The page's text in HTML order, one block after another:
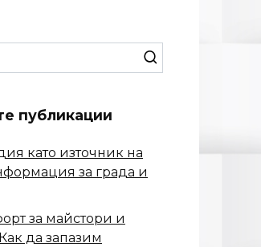
публикации
като източник на
за града и
за майстори и
да запазим